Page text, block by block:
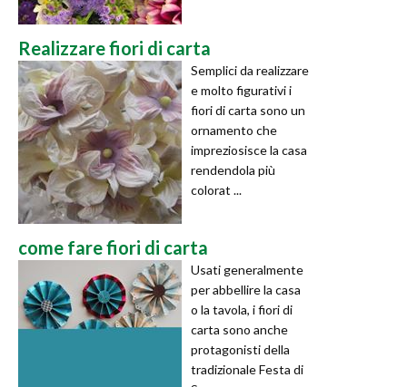
Realizzare fiori di carta
Semplici da realizzare
e molto figurativi i
fiori di carta sono un
ornamento che
impreziosisce la casa
rendendola più
colorat ...
come fare fiori di carta
Usati generalmente
per abbellire la casa
o la tavola, i fiori di
carta sono anche
protagonisti della
tradizionale Festa di